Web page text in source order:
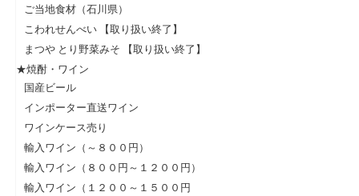
ご当地食材（石川県）
こわれせんべい 【取り扱い終了】
まつや とり野菜みそ 【取り扱い終了】
★焼酎・ワイン
国産ビール
インポーター直送ワイン
ワインケース売り
輸入ワイン（～８００円）
輸入ワイン（８００円～１２００円）
輸入ワイン（１２００～１５００円